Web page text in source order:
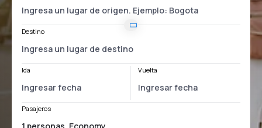
Destino
Ida Vuelta
Pasajeros